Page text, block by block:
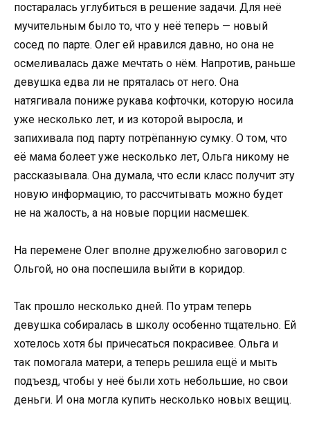
постаралась углубиться в решение задачи. Для неё
мучительным было то, что у неё теперь — новый
сосед по парте. Олег ей нравился давно, но она не
осмеливалась даже мечтать о нём. Напротив, раньше
девушка едва ли не пряталась от него. Она
натягивала пониже рукава кофточки, которую носила
уже несколько лет, и из которой выросла, и
запихивала под парту потрёпанную сумку. О том, что
её мама болеет уже несколько лет, Ольга никому не
рассказывала. Она думала, что если класс получит эту
новую информацию, то рассчитывать можно будет
не на жалость, а на новые порции насмешек.
На перемене Олег вполне дружелюбно заговорил с
Ольгой, но она поспешила выйти в коридор.
Так прошло несколько дней. По утрам теперь
девушка собиралась в школу особенно тщательно. Ей
хотелось хотя бы причесаться покрасивее. Ольга и
так помогала матери, а теперь решила ещё и мыть
подъезд, чтобы у неё были хоть небольшие, но свои
деньги. И она могла купить несколько новых вещиц.